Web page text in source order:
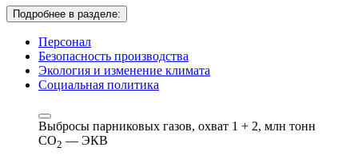
Подробнее в разделе:
Персонал
Безопасность производства
Экология и изменение климата
Социальная политика
Выбросы парниковых газов, охват 1 + 2, млн тонн
СО2 — ЭКВ